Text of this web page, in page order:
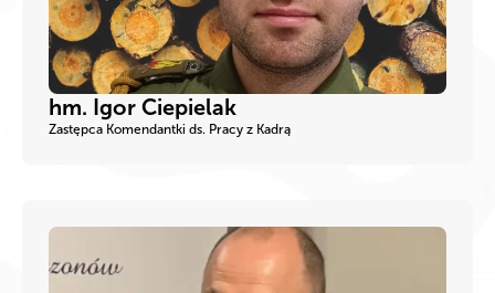
hm. Igor Ciepielak
Zastępca Komendantki ds. Pracy z Kadrą